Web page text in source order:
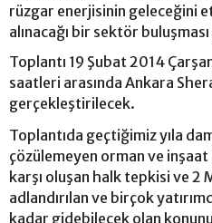
rüzgar enerjisinin geleceğini
alınacağı bir sektör
Toplantı 19 Şubat 2014
saatleri arasında Ankara
gerçekleştirilecek.
Toplantıda geçtiğimiz yıla
çözülemeyen orman ve inşaat
karşı oluşan halk tepkisi ve 2
adlandırılan ve birçok
kadar gidebilecek olan